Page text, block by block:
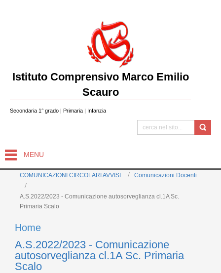
Istituto Comprensivo Marco Emilio
Scauro
Secondaria 1° grado | Primaria | Infanzia
MENU
COMUNICAZIONI CIRCOLARI AVVISI Comunicazioni Docenti
A.S.2022/2023 - Comunicazione autosorveglianza cl.1A Sc.
Primaria Scalo
Home
A.S.2022/2023 - Comunicazione
autosorveglianza cl.1A Sc. Primaria
Scalo